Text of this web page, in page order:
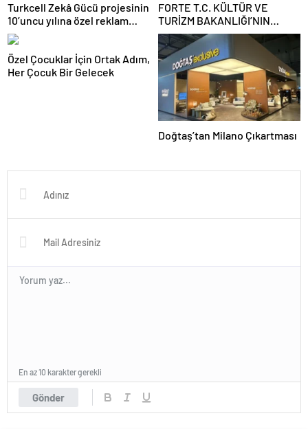
Turkcell Zekâ Gücü projesinin
10’uncu yılına özel reklam
filmi yayında
FORTE T.C. KÜLTÜR VE
TURİZM BAKANLIĞI’NIN
SİBER GÜVENLİĞİ İÇİN STM
İLE İŞ BİRLİĞİ YAPTI
Özel Çocuklar İçin Ortak Adım,
Her Çocuk Bir Gelecek
Doğtaş’tan Milano Çıkartması
Gönder
En az 10 karakter gerekli